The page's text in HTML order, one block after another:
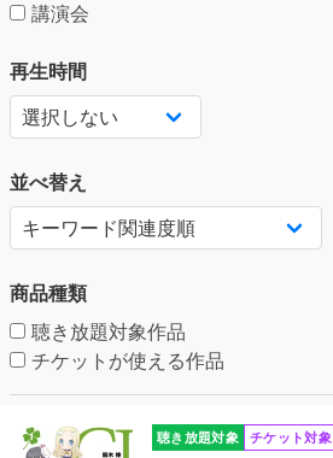
講演会
再生時間
並べ替え
商品種類
聴き放題対象作品
チケットが使える作品
聴き放題対象 チケット対象